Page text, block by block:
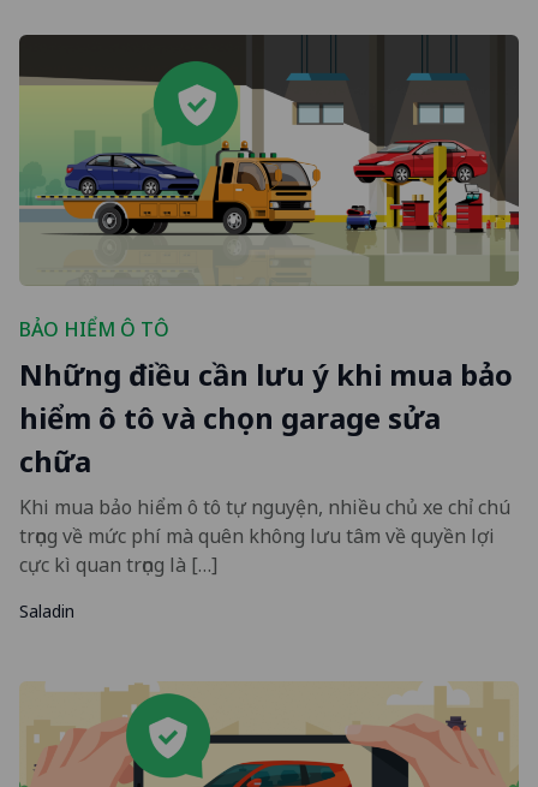
BẢO HIỂM Ô TÔ
Những điều cần lưu ý khi mua bảo
hiểm ô tô và chọn garage sửa
chữa
Khi mua bảo hiểm ô tô tự nguyện, nhiều chủ xe chỉ chú
trọng về mức phí mà quên không lưu tâm về quyền lợi
cực kì quan trọng là […]
Saladin